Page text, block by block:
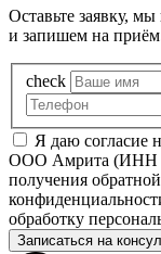
Оставьте заявку,
и запишем на
check
Я даю согласие
ООО Амрита (ИНН
получения
обработку
Записаться на